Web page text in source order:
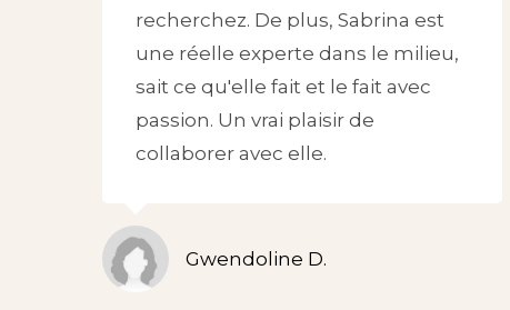
recherchez. De plus, Sabrina est
une réelle experte dans le milieu,
sait ce qu'elle fait et le fait avec
passion. Un vrai plaisir de
collaborer avec elle.
Gwendoline D.